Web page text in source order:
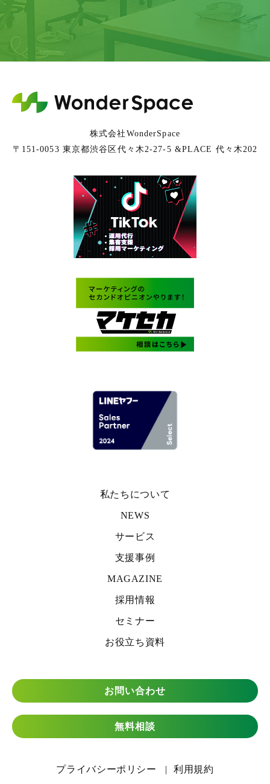
株式会社WonderSpace
〒151-0053 東京都渋谷区代々木2-27-5 &PLACE 代々木202
私たちについて
NEWS
サービス
支援事例
MAGAZINE
採用情報
セミナー
お役立ち資料
お問い合わせ
無料相談
プライバシーポリシー 利用規約